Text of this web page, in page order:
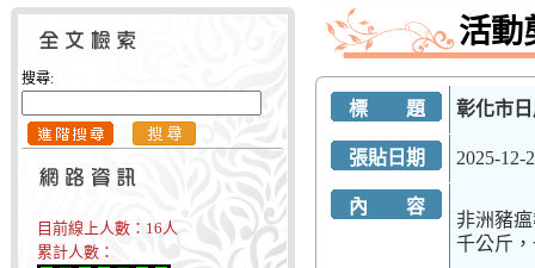
搜尋:
目前線上人數： 16人
累計人數：
活動
標 題 彰化市
張貼日期 2025-12-
內 容
非洲豬
千公斤